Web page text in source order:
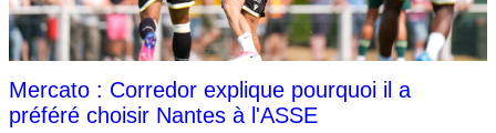
Mercato : Corredor explique pourquoi il a
préféré choisir Nantes à l'ASSE